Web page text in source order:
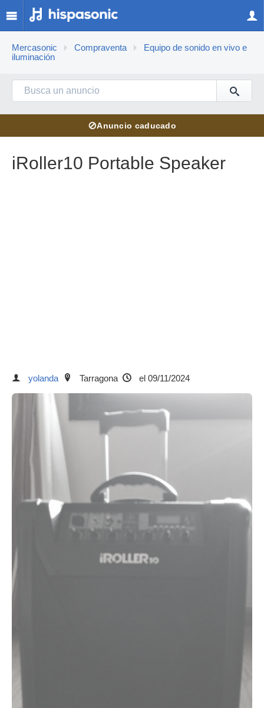
Mercasonic Compraventa
Equipo de sonido en vivo e
iluminación
⊘Anuncio caducado
iRoller10 Portable Speaker
yolanda Tarragona el 09/11/2024